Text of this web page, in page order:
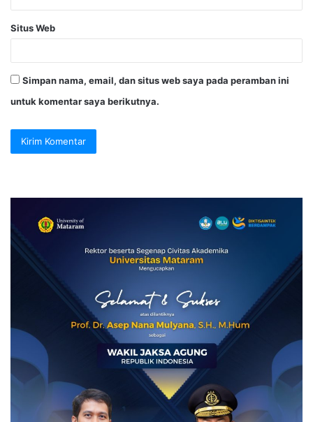
Situs Web
Simpan nama, email, dan situs web saya pada peramban ini
untuk komentar saya berikutnya.